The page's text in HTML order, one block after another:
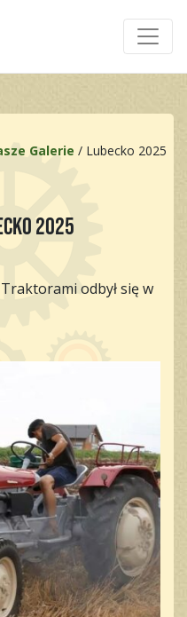
Galerie / Lubecko 2025
2025
odbył się w